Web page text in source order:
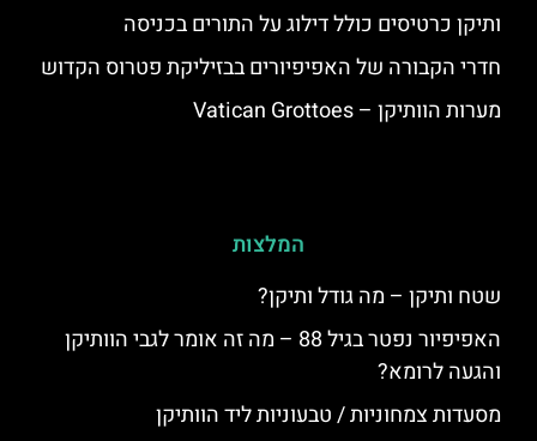
ותיקן כרטיסים כולל דילוג על התורים בכניסה
חדרי הקבורה של האפיפיורים בבזיליקת פטרוס הקדוש
מערות הוותיקן – Vatican Grottoes
המלצות
שטח ותיקן – מה גודל ותיקן?
האפיפיור נפטר בגיל 88 – מה זה אומר לגבי הוותיקן
והגעה לרומא?
מסעדות צמחוניות / טבעוניות ליד הוותיקן